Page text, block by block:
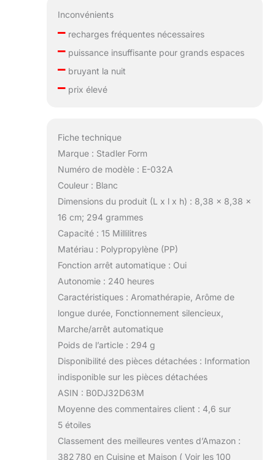
Inconvénients
–recharges fréquentes nécessaires
–puissance insuffisante pour grands espaces
–bruyant la nuit
–prix élevé
Fiche technique
Marque : Stadler Form
Numéro de modèle : E-032A
Couleur : Blanc
Dimensions du produit (L x l x h) : 8,38 x 8,38 x
16 cm; 294 grammes
Capacité : 15 Millilitres
Matériau : Polypropylène (PP)
Fonction arrêt automatique : Oui
Autonomie : 240 heures
Caractéristiques : Aromathérapie, Arôme de
longue durée, Fonctionnement silencieux,
Marche/arrêt automatique
Poids de l’article : 294 g
Disponibilité des pièces détachées : Information
indisponible sur les pièces détachées
ASIN : B0DJ32D63M
Moyenne des commentaires client : 4,6 sur
5 étoiles
Classement des meilleures ventes d’Amazon :
382 780 en Cuisine et Maison ( Voir les 100